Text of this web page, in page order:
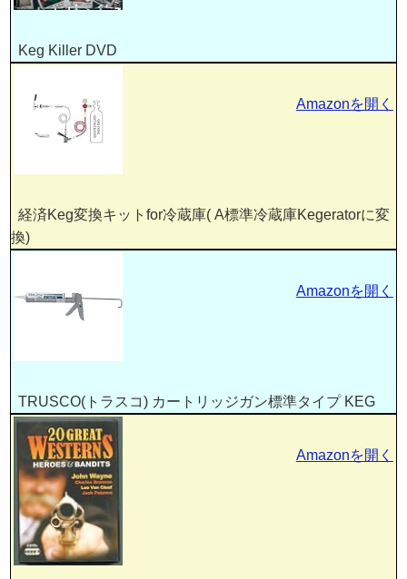
Keg Killer DVD
経済Keg変換キットfor冷蔵庫( A標準冷蔵庫Kegeratorに変
換)
Amazonを開く
TRUSCO(トラスコ) カートリッジガン標準タイプ KEG
Amazonを開く
Amazonを開く